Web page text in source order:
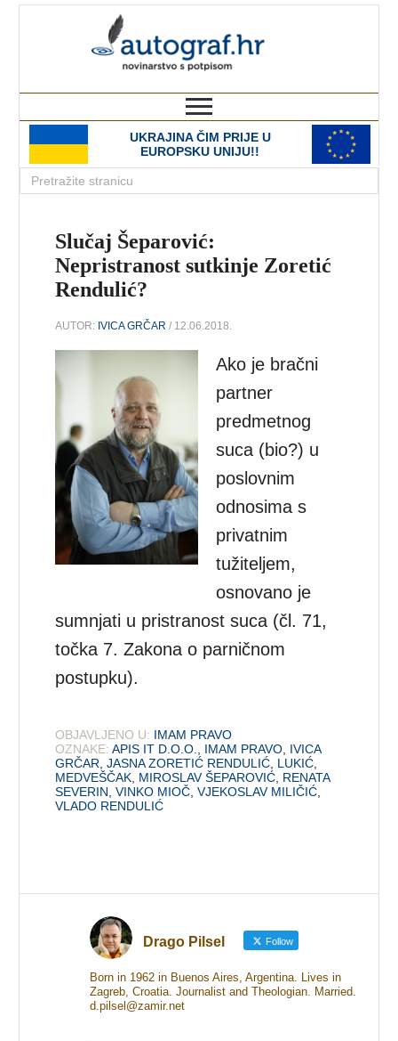
UKRAJINA ČIM PRIJE U
EUROPSKU UNIJU!!
Slučaj Šeparović:
Nepristranost sutkinje Zoretić
Rendulić?
AUTOR: IVICA GRČAR / 12.06.2018.
Ako je bračni
partner
predmetnog
suca (bio?) u
poslovnim
odnosima s
privatnim
tužiteljem,
osnovano je
sumnjati u pristranost suca (čl. 71,
točka 7. Zakona o parničnom
postupku).
OBJAVLJENO U: IMAM PRAVO
OZNAKE: APIS IT D.O.O. IMAM PRAVO IVICA
GRČAR ,JASNA ZORETIĆ RENDULIĆ LUKIĆ
MEDVEŠČAK MIROSLAV ŠEPAROVIĆ RENATA
SEVERIN ,VINKO MIOČ ,VJEKOSLAV MILIČIĆ
VLADO RENDULIĆ
Drago Pilsel Follow
Born in 1962 in Buenos Aires, Argentina. Lives in
Zagreb, Croatia. Journalist and Theologian. Married.
d.pilsel@zamir.net